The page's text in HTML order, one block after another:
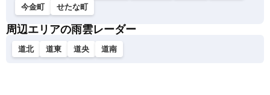
今金町
せたな町
周辺エリアの雨雲レーダー
道北 道東 道央 道南